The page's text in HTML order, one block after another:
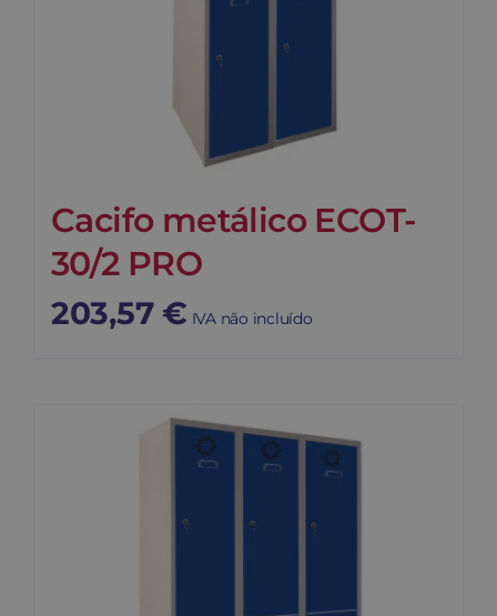
Cacifo metálico ECOT-
30/2 PRO
203,57 € IVA não incluído